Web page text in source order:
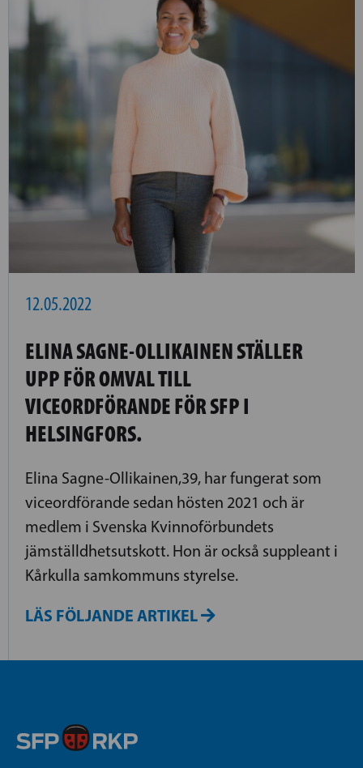
12.05.2022
ELINA SAGNE-OLLIKAINEN STÄLLER
UPP FÖR OMVAL TILL
VICEORDFÖRANDE FÖR SFP I
HELSINGFORS.
Elina Sagne-Ollikainen,39, har fungerat som
viceordförande sedan hösten 2021 och är
medlem i Svenska Kvinnoförbundets
jämställdhetsutskott. Hon är också suppleant i
Kårkulla samkommuns styrelse.
LÄS FÖLJANDE ARTIKEL